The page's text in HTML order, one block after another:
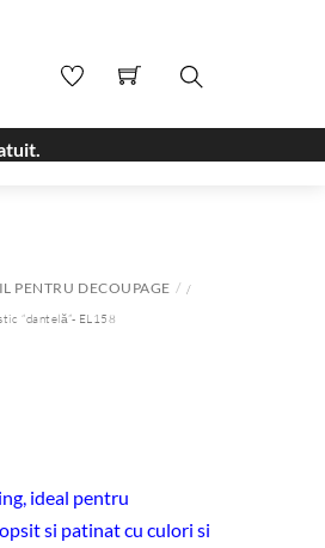
PENTRU DECOUPAGE /
“dantelă”- EL158
ideal pentru
si patinat cu culori si